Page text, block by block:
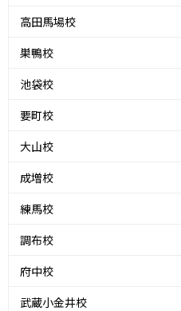
高田馬場校
巣鴨校
池袋校
要町校
大山校
成増校
練馬校
調布校
府中校
武蔵小金井校